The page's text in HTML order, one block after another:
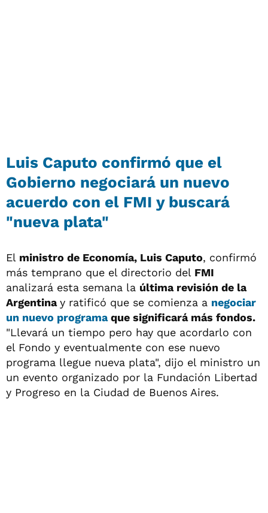
Luis Caputo confirmó que el
Gobierno negociará un nuevo
acuerdo con el FMI y buscará
"nueva plata"
El ministro de Economía, Luis Caputo, confirmó
más temprano que el directorio del FMI
analizará esta semana la última revisión de la
Argentinay ratificó que se comienza a negociar
un nuevo programaque significará más fondos.
"Llevará un tiempo pero hay que acordarlo con
el Fondo y eventualmente con ese nuevo
programa llegue nueva plata", dijo el ministro un
un evento organizado por la Fundación Libertad
y Progreso en la Ciudad de Buenos Aires.